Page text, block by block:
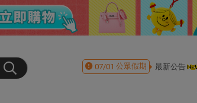
07/01 公眾假期 最新公告